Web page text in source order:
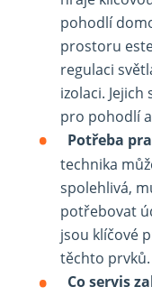
pohodlí
prostoru
regulaci
izolaci.
pro pohodlí
Potřeba
technika
spolehlivá,
potřebovat
jsou klíčové
těchto prvků.
Co servis